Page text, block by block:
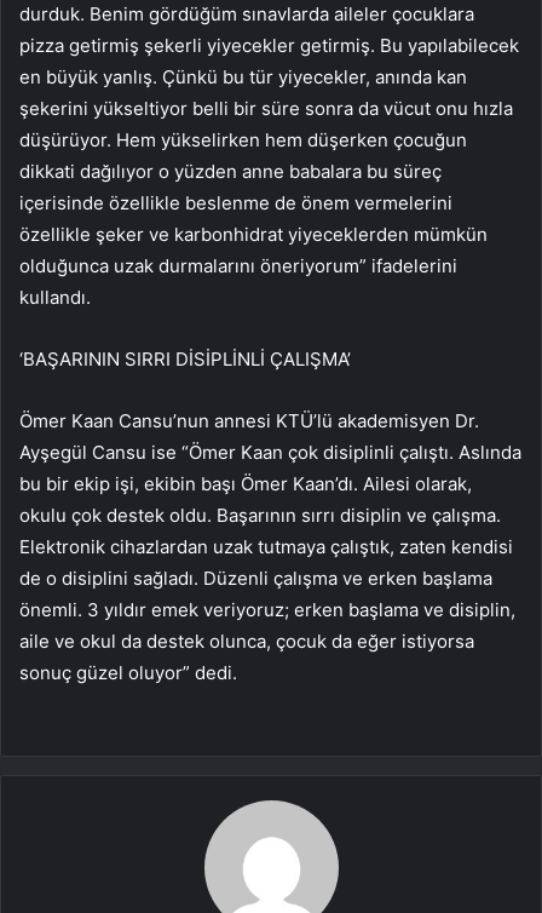
durduk. Benim gördüğüm sınavlarda aileler çocuklara
pizza getirmiş şekerli yiyecekler getirmiş. Bu yapılabilecek
en büyük yanlış. Çünkü bu tür yiyecekler, anında kan
şekerini yükseltiyor belli bir süre sonra da vücut onu hızla
düşürüyor. Hem yükselirken hem düşerken çocuğun
dikkati dağılıyor o yüzden anne babalara bu süreç
içerisinde özellikle beslenme de önem vermelerini
özellikle şeker ve karbonhidrat yiyeceklerden mümkün
olduğunca uzak durmalarını öneriyorum” ifadelerini
kullandı.
‘BAŞARININ SIRRI DİSİPLİNLİ ÇALIŞMA’
Ömer Kaan Cansu’nun annesi KTÜ’lü akademisyen Dr.
Ayşegül Cansu ise “Ömer Kaan çok disiplinli çalıştı. Aslında
bu bir ekip işi, ekibin başı Ömer Kaan’dı. Ailesi olarak,
okulu çok destek oldu. Başarının sırrı disiplin ve çalışma.
Elektronik cihazlardan uzak tutmaya çalıştık, zaten kendisi
de o disiplini sağladı. Düzenli çalışma ve erken başlama
önemli. 3 yıldır emek veriyoruz; erken başlama ve disiplin,
aile ve okul da destek olunca, çocuk da eğer istiyorsa
sonuç güzel oluyor” dedi.